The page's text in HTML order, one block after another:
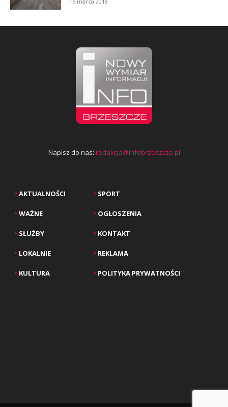
Napisz do nas: redakcja@infobrzeszcze.pl
> AKTUALNOŚCI
> WAŻNE
> SŁUŻBY
> LOKALNIE
> KULTURA
> SPORT
> OGŁOSZENIA
> KONTAKT
> REKLAMA
> POLITYKA PRYWATNOŚCI